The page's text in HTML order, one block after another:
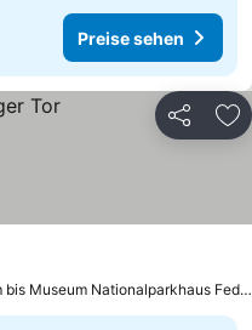
Preise sehen
Teilen
bis Museum Nationalparkhaus